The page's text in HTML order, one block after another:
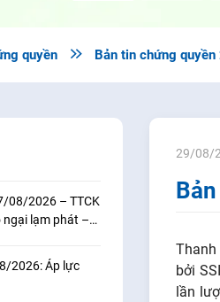
quyền  Bản tin chứng
08/2026 – TTCK
ngại lạm phát –
2026: Áp lực
29/08/
bởi
lần